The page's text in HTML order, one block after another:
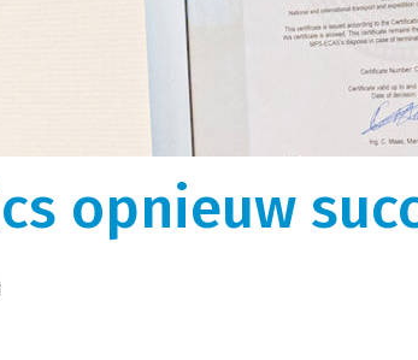
uitgerust
de perfecte
We zijn ooit begonnen als kleine rijdende
melkontvangst. Nu is Melkweg|Fritom
transport met ruim 600
opnieuw